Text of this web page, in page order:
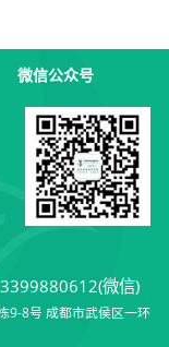
微信公众号
微信)
9-8号 成都市武侯区一环